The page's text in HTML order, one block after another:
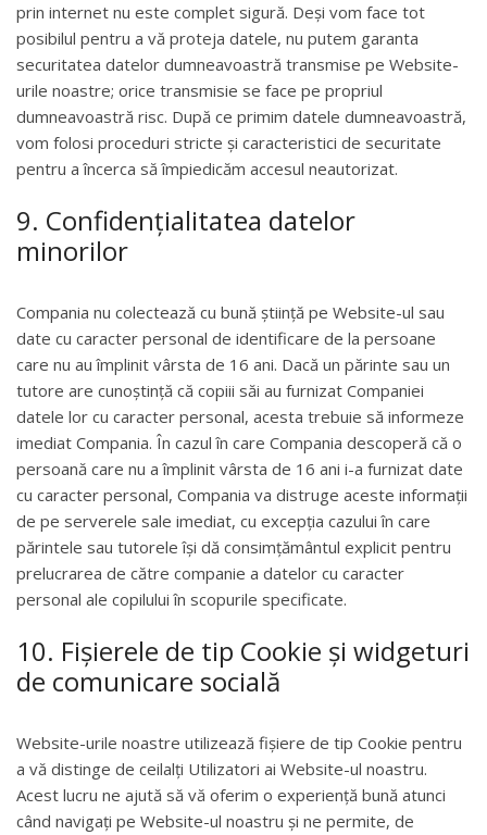
prin internet nu este complet sigură. Deși vom face tot
posibilul pentru a vă proteja datele, nu putem garanta
securitatea datelor dumneavoastră transmise pe Website-
urile noastre; orice transmisie se face pe propriul
dumneavoastră risc. După ce primim datele dumneavoastră,
vom folosi proceduri stricte și caracteristici de securitate
pentru a încerca să împiedicăm accesul neautorizat.
9. Confidenţialitatea datelor
minorilor
Compania nu colectează cu bună știință pe Website-ul sau
date cu caracter personal de identificare de la persoane
care nu au împlinit vârsta de 16 ani. Dacă un părinte sau un
tutore are cunoștință că copiii săi au furnizat Companiei
datele lor cu caracter personal, acesta trebuie să informeze
imediat Compania. În cazul în care Compania descoperă că o
persoană care nu a împlinit vârsta de 16 ani i-a furnizat date
cu caracter personal, Compania va distruge aceste informații
de pe serverele sale imediat, cu excepția cazului în care
părintele sau tutorele își dă consimțământul explicit pentru
prelucrarea de către companie a datelor cu caracter
personal ale copilului în scopurile specificate.
10. Fișierele de tip Cookie și widgeturi
de comunicare socială
Website-urile noastre utilizează fișiere de tip Cookie pentru
a vă distinge de ceilalți Utilizatori ai Website-ul noastru.
Acest lucru ne ajută să vă oferim o experiență bună atunci
când navigați pe Website-ul noastru și ne permite, de